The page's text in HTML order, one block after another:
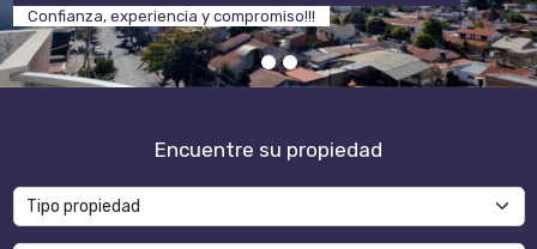
1 2 3
Encuentre su propiedad